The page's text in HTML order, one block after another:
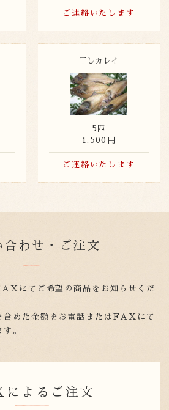
ご連絡いたします
干しカレイ
5匹
1,500円
ご連絡いたします
合わせ・ご注文
にてご希望の商品をお知らせくだ
含めた金額をお電話またはFAXにて
。
よるご注文